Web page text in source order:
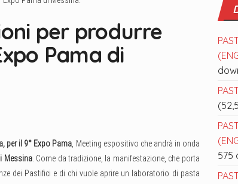
per produrre
Pama di
per il 9° Expo Pama , Meeting espositivo che andrà in onda
Messina. Come da tradizione, la manifestazione, che porta
dei Pastifici e di chi vuole aprire un laboratorio di pasta
575